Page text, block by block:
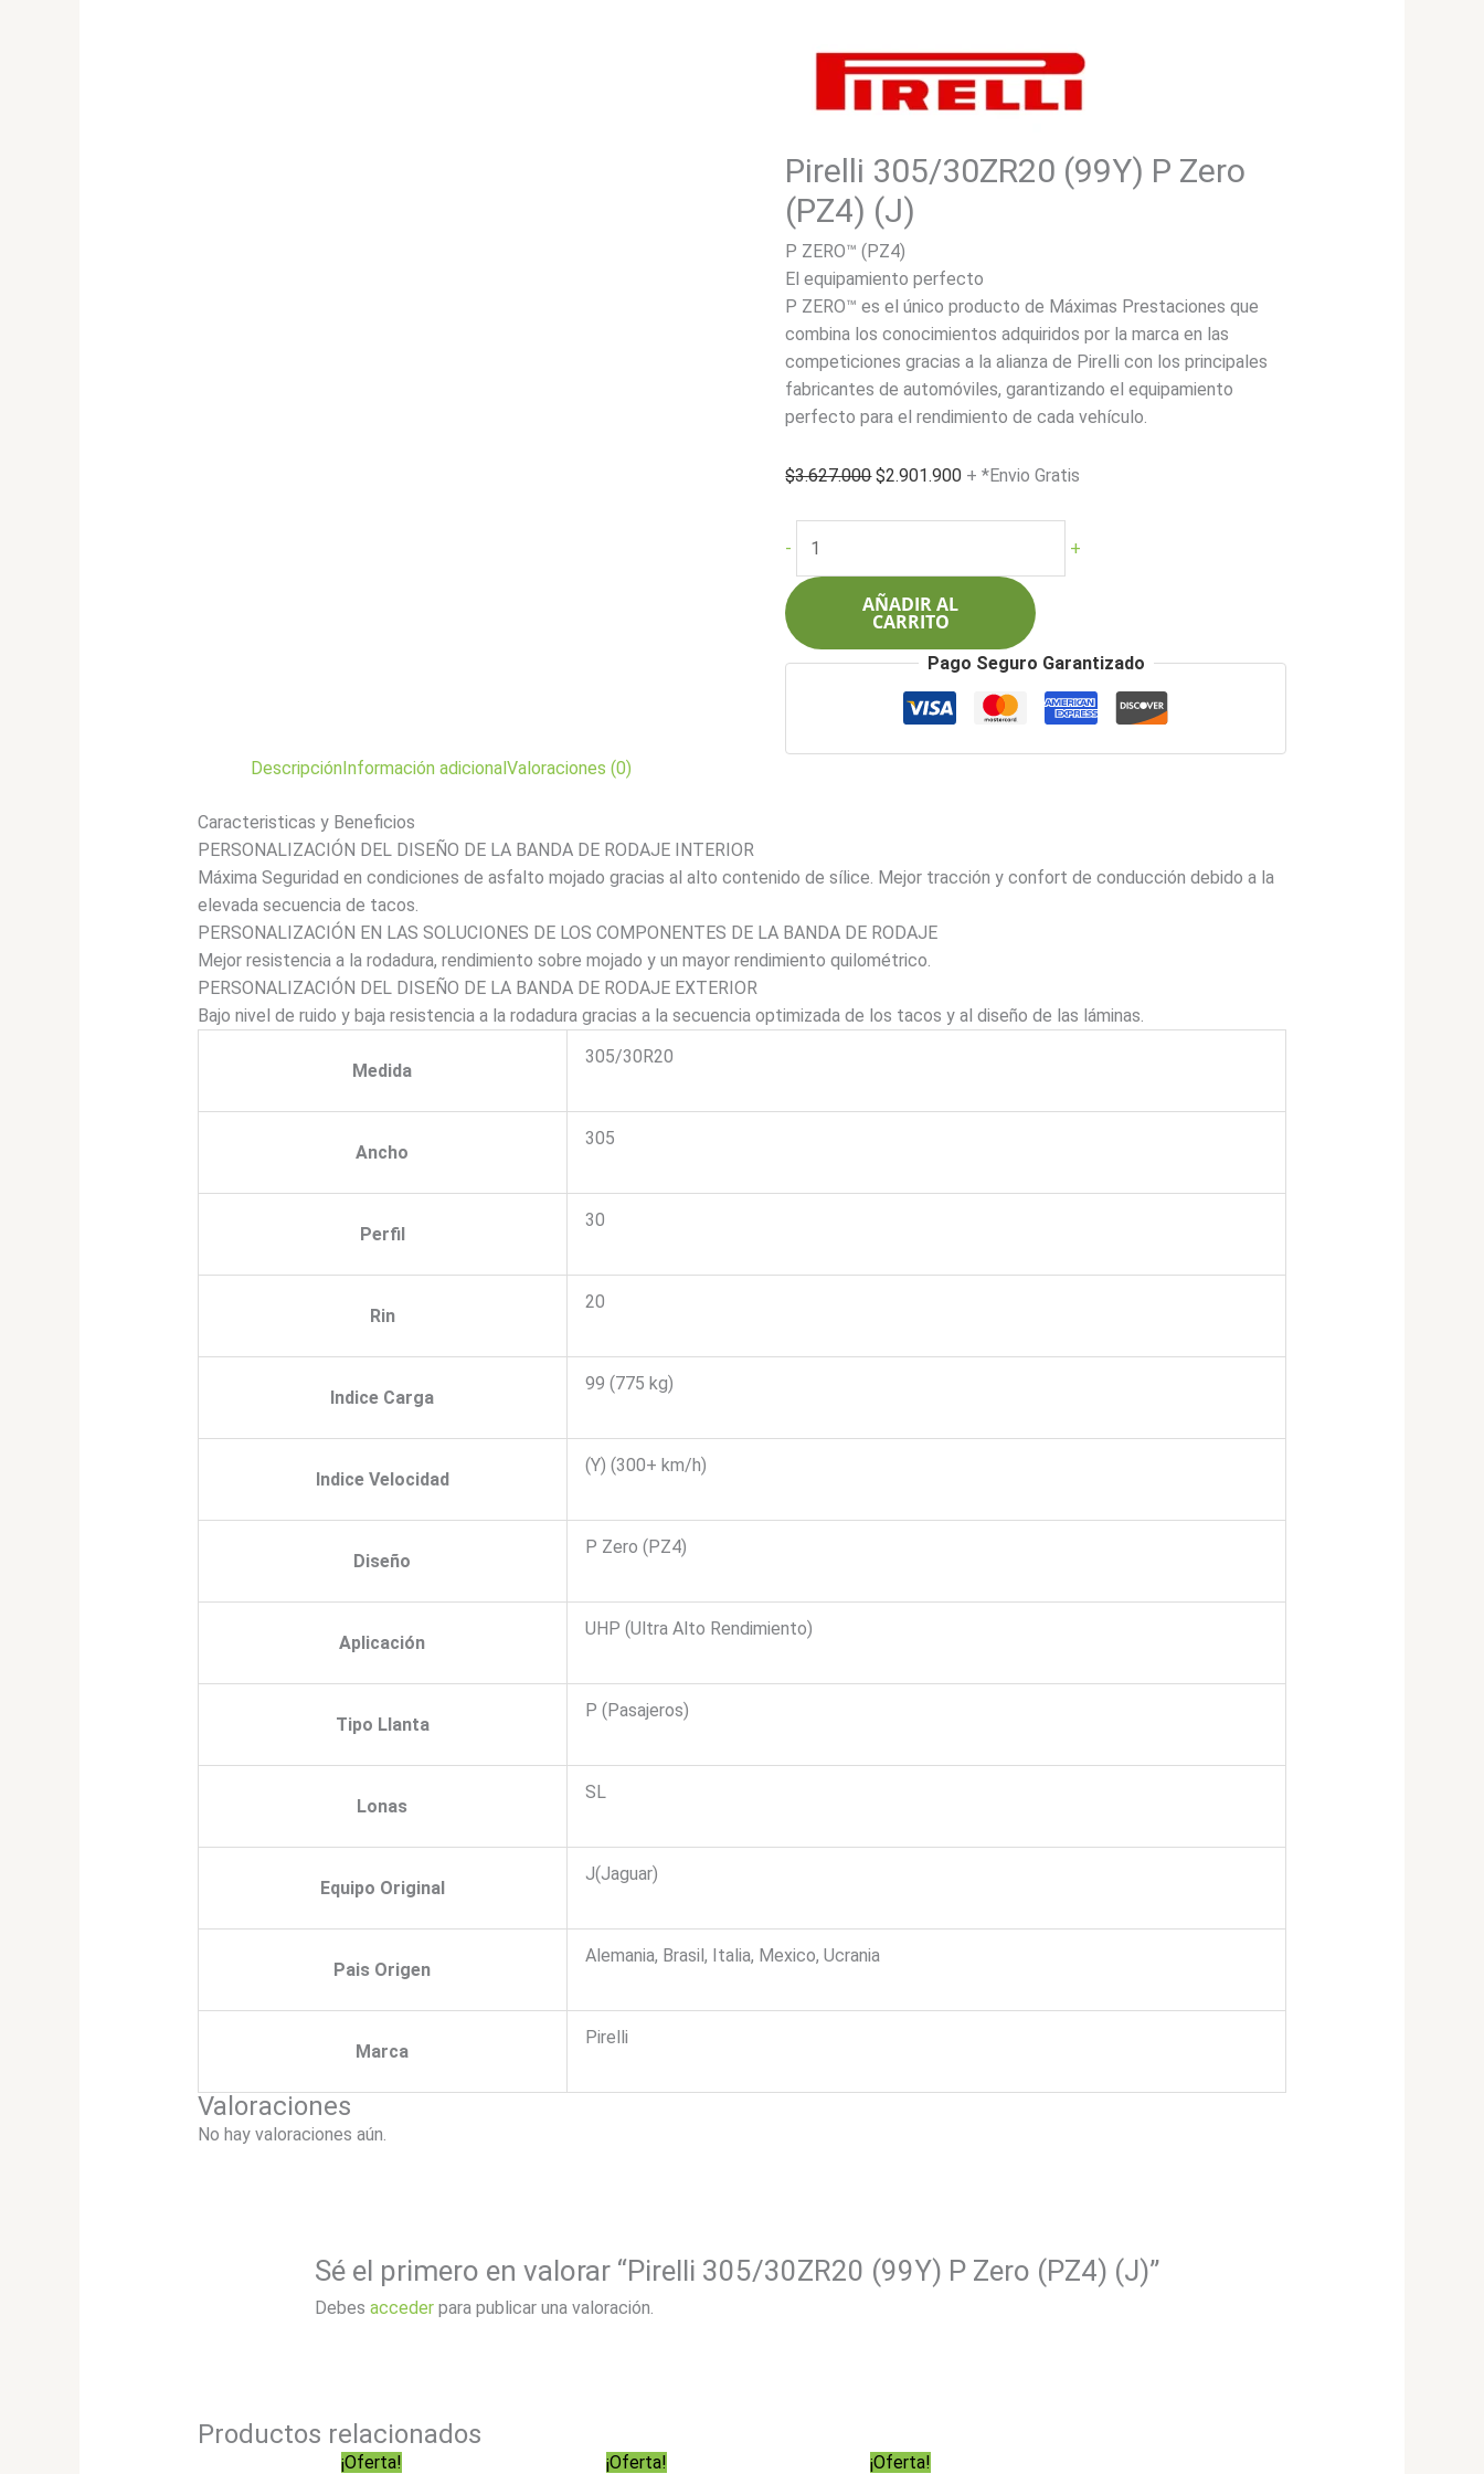
Pirelli 305/30ZR20 (99Y) P Zero
(PZ4) (J)
P ZERO™ (PZ4)
El equipamiento perfecto
P ZERO™ es el único producto de Máximas Prestaciones que
combina los conocimientos adquiridos por la marca en las
competiciones gracias a la alianza de Pirelli con los principales
fabricantes de automóviles, garantizando el equipamiento
perfecto para el rendimiento de cada vehículo.
$3.627.000El
$2.901.900El
$2.901.900.
+ *Envio Gratis
-
305/30ZR20
(99Y)
Zero
+
AÑADIR AL
CARRITO
Pago Seguro Garantizado
Descripción Información adicional Valoraciones (0)
Caracteristicas y Beneficios
PERSONALIZACIÓN DEL DISEÑO DE LA BANDA DE RODAJE INTERIOR
Máxima Seguridad en condiciones de asfalto mojado gracias al alto contenido de sílice. Mejor tracción y confort de conducción debido a la
elevada secuencia de tacos.
PERSONALIZACIÓN EN LAS SOLUCIONES DE LOS COMPONENTES DE LA BANDA DE RODAJE
Mejor resistencia a la rodadura, rendimiento sobre mojado y un mayor rendimiento quilométrico.
PERSONALIZACIÓN DEL DISEÑO DE LA BANDA DE RODAJE EXTERIOR
Bajo nivel de ruido y baja resistencia a la rodadura gracias a la secuencia optimizada de los tacos y al diseño de las láminas.
Medida
305/30R20
Ancho
305
Perfil
30
Rin
20
Indice Carga
99 (775 kg)
Indice Velocidad
(Y) (300+ km/h)
Diseño
P Zero (PZ4)
Aplicación
UHP (Ultra Alto Rendimiento)
Tipo Llanta
P (Pasajeros)
Lonas
SL
Equipo Original
J(Jaguar)
Pais Origen
Alemania, Brasil, Italia, Mexico, Ucrania
Marca
Pirelli
Valoraciones
No hay valoraciones aún.
Sé el primero en valorar “Pirelli 305/30ZR20 (99Y) P Zero (PZ4) (J)”
Debesacceder para publicar una valoración.
Productos relacionados
¡Oferta! ¡Oferta! ¡Oferta!